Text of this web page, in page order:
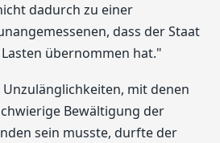
dadurch zu einer
dass der Staat
übernommen hat."
mit denen
Bewältigung der
sein musste, durfte der